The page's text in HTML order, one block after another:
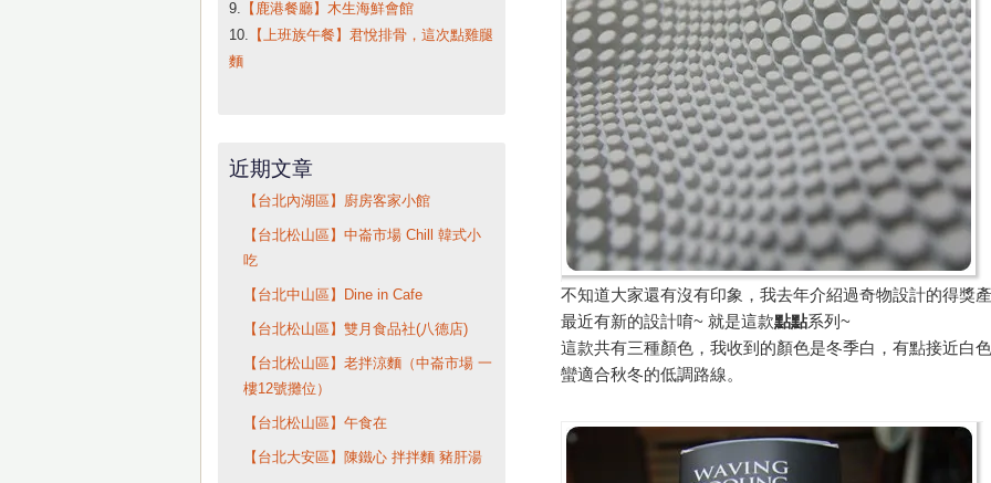
不知道大家還有沒有印象，我去年介紹過奇物設計的得獎
最近有新的設計唷~ 就是這款點點系列~
這款共有三種顏色，我收到的顏色是冬季白，有點接近白
蠻適合秋冬的低調路線。
9. 【鹿港餐廳】木生海鮮會館
10. 【上班族午餐】君悅排骨，這次點雞腿
麵
近期文章
【台北內湖區】廚房客家小館
【台北松山區】中崙市場 Chill 韓式小
吃
【台北中山區】Dine in Cafe
【台北松山區】雙月食品社(八德店)
【台北松山區】老拌涼麵（中崙市場 一
樓12號攤位）
【台北松山區】午食在
【台北大安區】陳鐵心 拌拌麵 豬肝湯